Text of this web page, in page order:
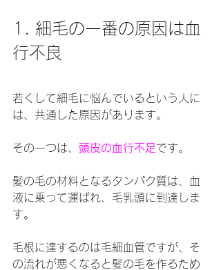
1. 細毛の一番の原因は血
行不良
若くして細毛に悩んでいるという人に
は、共通した原因があります。
その一つは、 頭皮の血行不足です。
髪の毛の材料となるタンパク質は、血
液に乗って運ばれ、毛乳頭に到達しま
す。
毛根に達するのは毛細血管ですが、そ
の流れが悪くなると髪の毛を作るため